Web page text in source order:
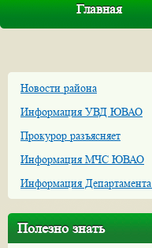
Главная
Новости района
Информация УВД ЮВАО
Прокурор разъясняет
Информация МЧС ЮВАО
Информация
Полезно знать